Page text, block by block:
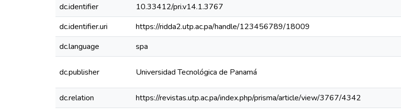
dc.identifier
10.33412/pri.v14.1.3767
dc.identifier.uri
https://ridda2.utp.ac.pa/handle/123456789/18009
dc.language
spa
dc.publisher Universidad Tecnológica de Panamá
dc.relation
https://revistas.utp.ac.pa/index.php/prisma/article/view/3767/4342